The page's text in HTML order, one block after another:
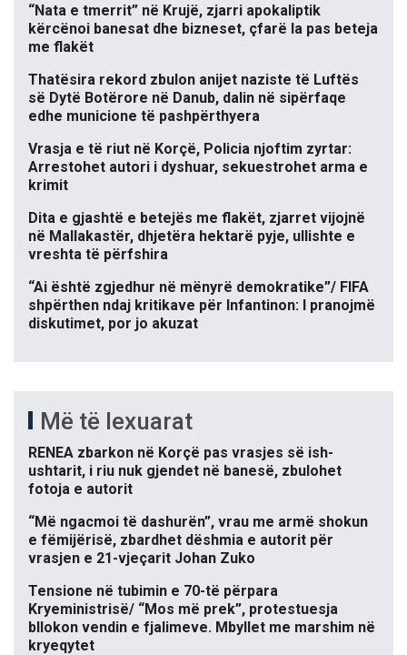
“Nata e tmerrit” në Krujë, zjarri apokaliptik
kërcënoi banesat dhe bizneset, çfarë la pas beteja
me flakët
Thatësira rekord zbulon anijet naziste të Luftës
së Dytë Botërore në Danub, dalin në sipërfaqe
edhe municione të pashpërthyera
Vrasja e të riut në Korçë, Policia njoftim zyrtar:
Arrestohet autori i dyshuar, sekuestrohet arma e
krimit
Dita e gjashtë e betejës me flakët, zjarret vijojnë
në Mallakastër, dhjetëra hektarë pyje, ullishte e
vreshta të përfshira
“Ai është zgjedhur në mënyrë demokratike”/ FIFA
shpërthen ndaj kritikave për Infantinon: I pranojmë
diskutimet, por jo akuzat
Më të lexuarat
RENEA zbarkon në Korçë pas vrasjes së ish-
ushtarit, i riu nuk gjendet në banesë, zbulohet
fotoja e autorit
“Më ngacmoi të dashurën”, vrau me armë shokun
e fëmijërisë, zbardhet dëshmia e autorit për
vrasjen e 21-vjeçarit Johan Zuko
Tensione në tubimin e 70-të përpara
Kryeministrisë/ “Mos më prek”, protestuesja
bllokon vendin e fjalimeve. Mbyllet me marshim në
kryeqytet